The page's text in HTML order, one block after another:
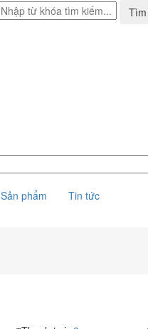
Sản phẩm
Tin tức